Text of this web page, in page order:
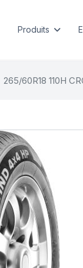
Produits
265/60R18 110H